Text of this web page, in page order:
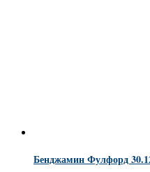
Бенджамин Фулфорд